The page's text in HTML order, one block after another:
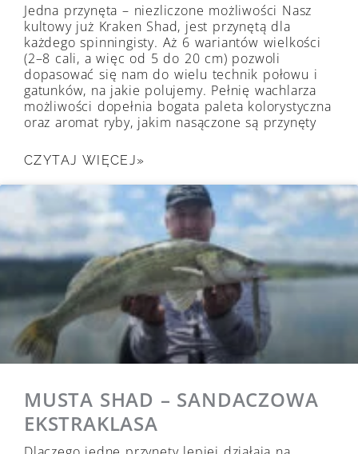
Jedna przynęta – niezliczone możliwości Nasz
kultowy już Kraken Shad, jest przynętą dla
każdego spinningisty. Aż 6 wariantów wielkości
(2–8 cali, a więc od 5 do 20 cm) pozwoli
dopasować się nam do wielu technik połowu i
gatunków, na jakie polujemy. Pełnię wachlarza
możliwości dopełnia bogata paleta kolorystyczna
oraz aromat ryby, jakim nasączone są przynęty
CZYTAJ WIĘCEJ»
MUSTA SHAD – SANDACZOWA
EKSTRAKLASA